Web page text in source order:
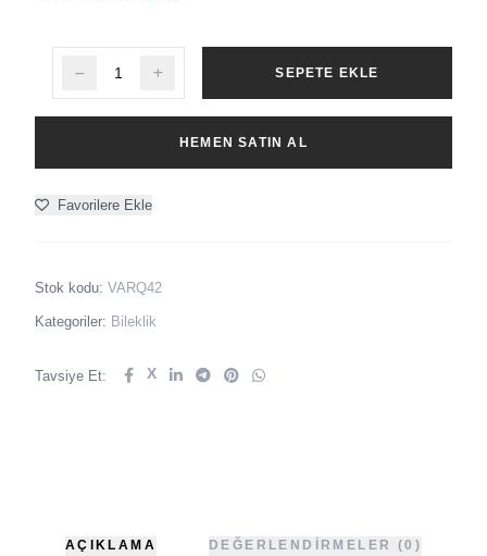
SEPETE EKLE
HEMEN SATIN AL
Favorilere Ekle
Stok kodu: VARQ42
Kategoriler: Bileklik
Tavsiye Et: X
AÇIKLAMA DEĞERLENDIRMELER (0)